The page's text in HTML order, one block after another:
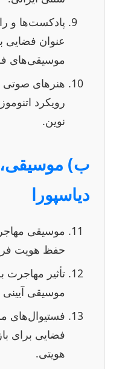
پادکست‌ها و
عنوان فضایی
موسیقی‌های
هنرهای صوتی
رویکرد
نوین.
ب)
دیاسپورا
موسیقی
حفظ هویت
تأثیر
موسیقی آیینی
فستیوال‌های
فضایی برای
هویتی.